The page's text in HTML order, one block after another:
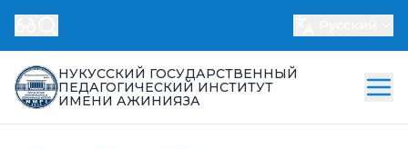
НУКУССКИЙ ГОСУДАРСТВЕННЫЙ
ПЕДАГОГИЧЕСКИЙ ИНСТИТУТ
ИМЕНИ АЖИНИЯЗА